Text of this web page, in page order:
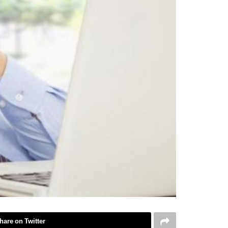
on Twitter